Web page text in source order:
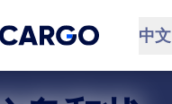
中文